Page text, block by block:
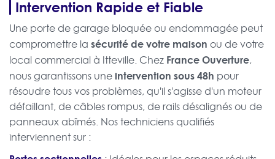
Intervention Rapide et Fiable
Une porte de garage bloquée ou endommagée peut
compromettre la sécurité de votre maison ou de votre
local commercial à Itteville. Chez France Ouverture,
nous garantissons uneintervention sous 48h pour
résoudre tous vos problèmes, qu'il s'agisse d'un moteur
défaillant, de câbles rompus, de rails désalignés ou de
panneaux abîmés. Nos techniciens qualifiés
interviennent sur :